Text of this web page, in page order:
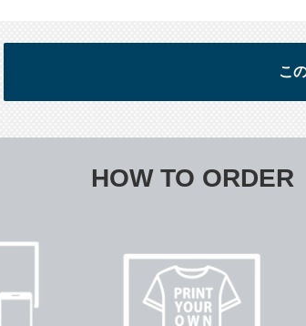
HOW TO ORDER